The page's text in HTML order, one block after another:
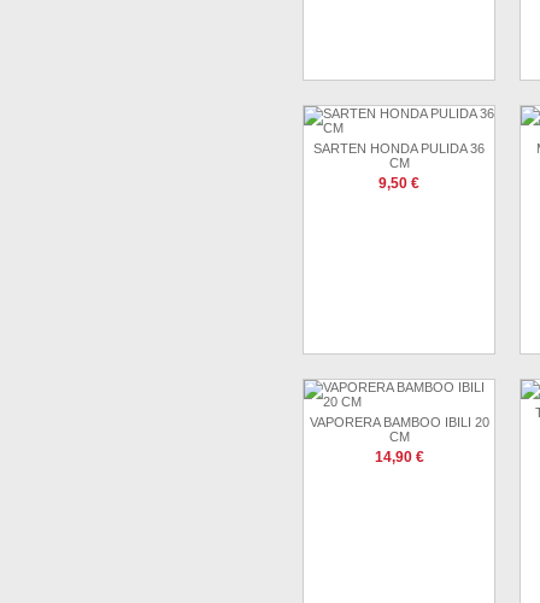
SARTEN HONDA PULIDA 36
CM
9,50 €
VAPORERA BAMBOO IBILI 20
CM
14,90 €